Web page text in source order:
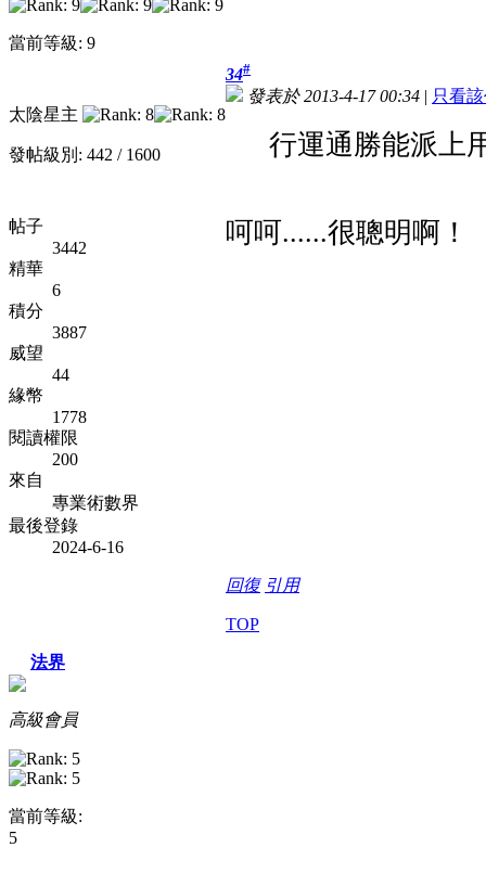
當前等級: 9
太陰星主
發帖級別: 442 / 1600
帖子
3442
精華
6
積分
3887
威望
44
緣幣
1778
閱讀權限
200
來自
專業術數界
最後登錄
2024-6-16
34#
發表於 2013-4-17 00:34 | 只看
行運通勝能派上
呵呵......很聰明啊！
回復 引用
TOP
法界
高級會員
當前等級:
5